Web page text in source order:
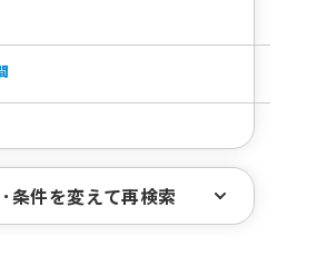
条件を変えて再検索